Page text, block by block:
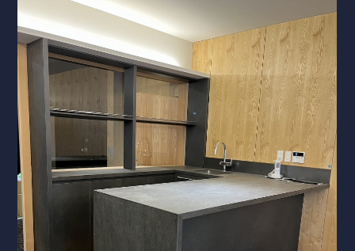
キッチンリフォーム
洗面化粧台